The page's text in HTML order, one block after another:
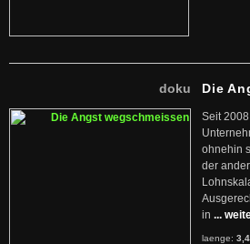
doku Die
Seit
ohnehin
der
in ...
laenge: